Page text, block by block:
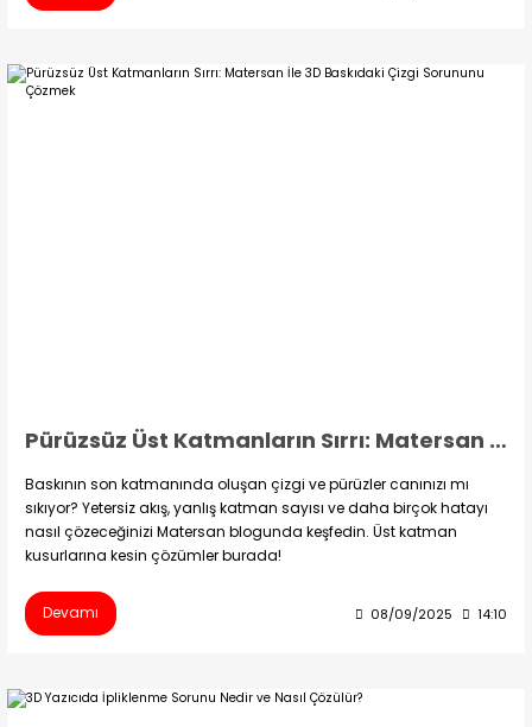
Pürüzsüz Üst Katmanların Sırrı: Matersan İle 3D Baskıdaki Çizgi Sorununu Çözmek
Baskının son katmanında oluşan çizgi ve pürüzler canınızı mı
sıkıyor? Yetersiz akış, yanlış katman sayısı ve daha birçok hatayı
nasıl çözeceğinizi Matersan blogunda keşfedin. Üst katman
kusurlarına kesin çözümler burada!
Devamı 08/09/2025 14:10